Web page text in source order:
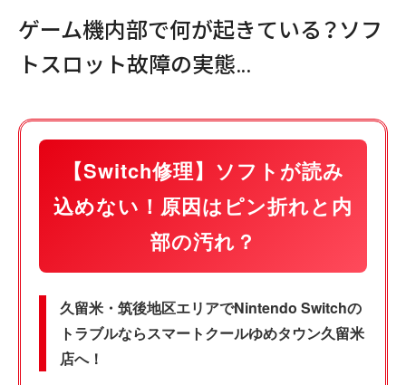
ゲーム機内部で何が起きている？ソフ
トスロット故障の実態…
【Switch修理】ソフトが読み
込めない！原因はピン折れと内
部の汚れ？
久留米・筑後地区エリアでNintendo Switchの
トラブルならスマートクールゆめタウン久留米
店へ！